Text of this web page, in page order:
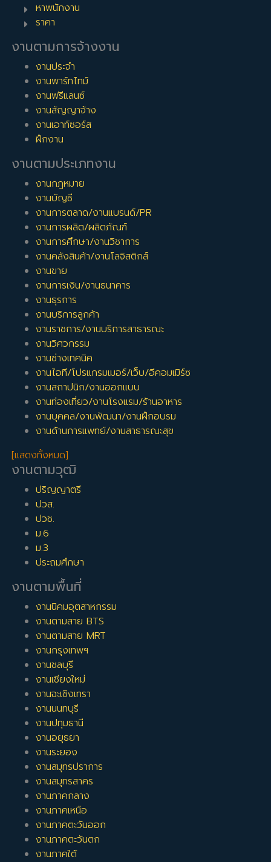
หาพนักงาน
ราคา
งานตามการจ้างงาน
งานประจำ
งานพาร์ทไทม์
งานฟรีแลนซ์
งานสัญญาจ้าง
งานเอาท์ซอร์ส
ฝึกงาน
งานตามประเภทงาน
งานกฎหมาย
งานบัญชี
งานการตลาด/งานแบรนด์/PR
งานการผลิต/ผลิตภัณฑ์
งานการศึกษา/งานวิชาการ
งานคลังสินค้า/งานโลจิสติกส์
งานขาย
งานการเงิน/งานธนาคาร
งานธุรการ
งานบริการลูกค้า
งานราชการ/งานบริการสาธารณะ
งานวิศวกรรม
งานช่างเทคนิค
งานไอที/โปรแกรมเมอร์/เว็บ/อีคอมเมิร์ซ
งานสถาปนิก/งานออกแบบ
งานท่องเที่ยว/งานโรงแรม/ร้านอาหาร
งานบุคคล/งานพัฒนา/งานฝึกอบรม
งานด้านการแพทย์/งานสาธารณะสุข
[แสดงทั้งหมด]
งานตามวุฒิ
ปริญญาตรี
ปวส.
ปวช.
ม.6
ม.3
ประถมศึกษา
งานตามพื้นที่
งานนิคมอุตสาหกรรม
งานตามสาย BTS
งานตามสาย MRT
งานกรุงเทพฯ
งานชลบุรี
งานเชียงใหม่
งานฉะเชิงเทรา
งานนนทบุรี
งานปทุมธานี
งานอยุธยา
งานระยอง
งานสมุทรปราการ
งานสมุทรสาคร
งานภาคกลาง
งานภาคเหนือ
งานภาคตะวันออก
งานภาคตะวันตก
งานภาคใต้